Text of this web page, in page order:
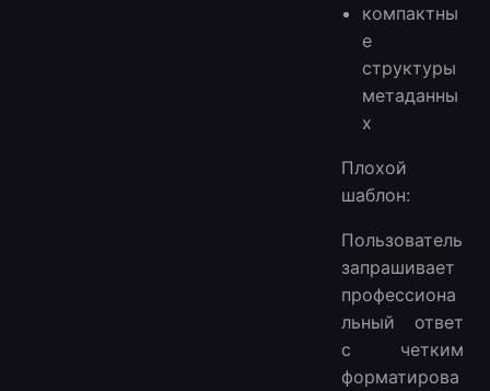
компактны
е
структуры
метаданны
х
Плохой
шаблон:
Пользователь
запрашивает
профессиона
льный ответ
с четким
форматирова